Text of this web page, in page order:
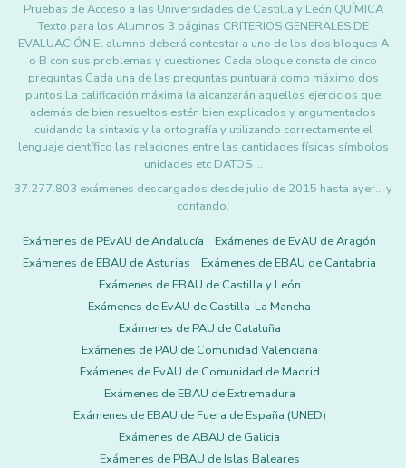
Pruebas de Acceso a las Universidades de Castilla y León QUÍMICA
Texto para los Alumnos 3 páginas CRITERIOS GENERALES DE
EVALUACIÓN El alumno deberá contestar a uno de los dos bloques A
o B con sus problemas y cuestiones Cada bloque consta de cinco
preguntas Cada una de las preguntas puntuará como máximo dos
puntos La calificación máxima la alcanzarán aquellos ejercicios que
además de bien resueltos estén bien explicados y argumentados
cuidando la sintaxis y la ortografía y utilizando correctamente el
lenguaje científico las relaciones entre las cantidades físicas símbolos
unidades etc DATOS …
37.277.803 exámenes descargados desde julio de 2015 hasta ayer... y
contando.
Exámenes de PEvAU de Andalucía
Exámenes de EvAU de Aragón
Exámenes de EBAU de Asturias
Exámenes de EBAU de Cantabria
Exámenes de EBAU de Castilla y León
Exámenes de EvAU de Castilla-La Mancha
Exámenes de PAU de Cataluña
Exámenes de PAU de Comunidad Valenciana
Exámenes de EvAU de Comunidad de Madrid
Exámenes de EBAU de Extremadura
Exámenes de EBAU de Fuera de España (UNED)
Exámenes de ABAU de Galicia
Exámenes de PBAU de Islas Baleares